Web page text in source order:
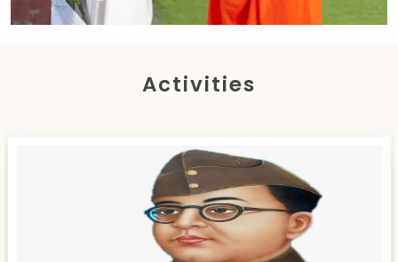
Activities